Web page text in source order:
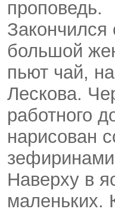
проповедь.
большой
пьют чай,
Лескова.
работного
нарисован
Наверху в
маленьких.